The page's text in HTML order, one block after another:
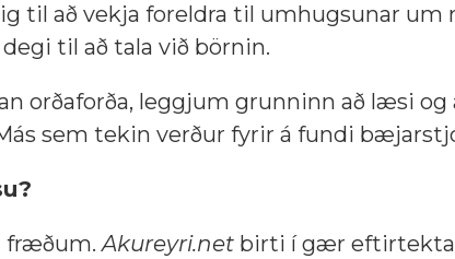
til að vekja foreldra til umhugsunar
til að tala við börnin.
orðaforða, leggjum grunninn að læsi
sem tekin verður fyrir á fundi
fræðum.Akureyri.net birti í gær